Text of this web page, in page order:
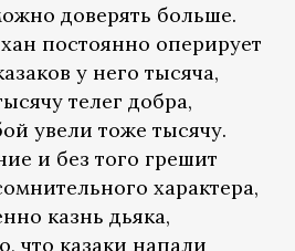
доверять больше.
постоянно оперирует
у него тысяча,
телег добра,
увели тоже тысячу.
и без того грешит
характера,
казнь дьяка,
что казаки напали